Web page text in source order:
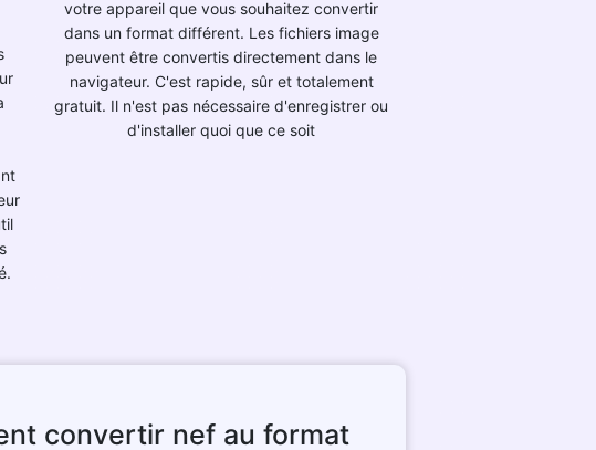
votre appareil que vous souhaitez convertir
dans un format différent. Les fichiers image
peuvent être convertis directement dans le
navigateur. C'est rapide, sûr et totalement
gratuit. Il n'est pas nécessaire d'enregistrer ou
d'installer quoi que ce soit
convertir nef au format